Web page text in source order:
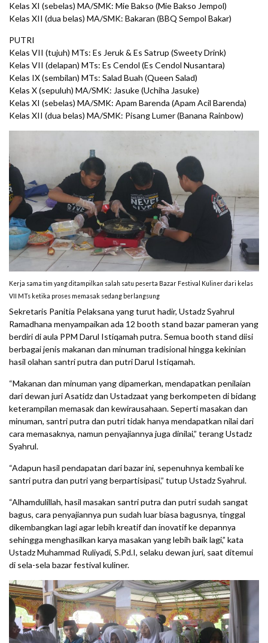
Kelas XI (sebelas) MA/SMK: Mie Bakso (Mie Bakso Jempol)
Kelas XII (dua belas) MA/SMK: Bakaran (BBQ Sempol Bakar)
PUTRI
Kelas VII (tujuh) MTs: Es Jeruk & Es Satrup (Sweety Drink)
Kelas VII (delapan) MTs: Es Cendol (Es Cendol Nusantara)
Kelas IX (sembilan) MTs: Salad Buah (Queen Salad)
Kelas X (sepuluh) MA/SMK: Jasuke (Uchiha Jasuke)
Kelas XI (sebelas) MA/SMK: Apam Barenda (Apam Acil Barenda)
Kelas XII (dua belas) MA/SMK: Pisang Lumer (Banana Rainbow)
Kerja sama tim yang ditampilkan salah satu peserta Bazar Festival Kuliner dari kelas
VII MTs ketika proses memasak sedang berlangsung
Sekretaris Panitia Pelaksana yang turut hadir, Ustadz Syahrul
Ramadhana menyampaikan ada 12 booth stand bazar pameran yang
berdiri di aula PPM Darul Istiqamah putra. Semua booth stand diisi
berbagai jenis makanan dan minuman tradisional hingga kekinian
hasil olahan santri putra dan putri Darul Istiqamah.
“Makanan dan minuman yang dipamerkan, mendapatkan penilaian
dari dewan juri Asatidz dan Ustadzaat yang berkompeten di bidang
keterampilan memasak dan kewirausahaan. Seperti masakan dan
minuman, santri putra dan putri tidak hanya mendapatkan nilai dari
cara memasaknya, namun penyajiannya juga dinilai,” terang Ustadz
Syahrul.
“Adapun hasil pendapatan dari bazar ini, sepenuhnya kembali ke
santri putra dan putri yang berpartisipasi,” tutup Ustadz Syahrul.
“Alhamdulillah, hasil masakan santri putra dan putri sudah sangat
bagus, cara penyajiannya pun sudah luar biasa bagusnya, tinggal
dikembangkan lagi agar lebih kreatif dan inovatif ke depannya
sehingga menghasilkan karya masakan yang lebih baik lagi,” kata
Ustadz Muhammad Ruliyadi, S.Pd.I, selaku dewan juri, saat ditemui
di sela-sela bazar festival kuliner.